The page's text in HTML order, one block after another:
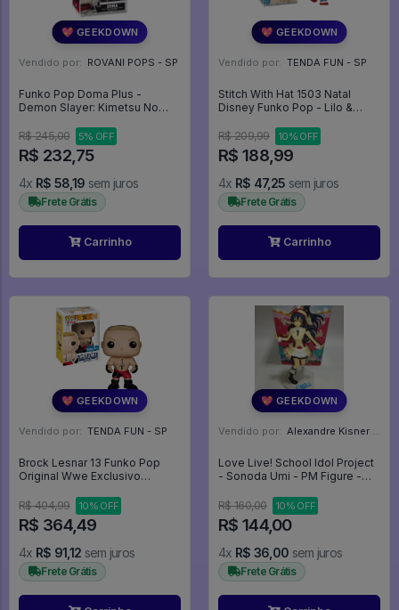
💖 GEEKDOWN
Vendido por: ROVANI POPS - SP
Funko Pop Doma Plus -
Demon Slayer: Kimetsu No
R$ 245,00
5% OFF
R$ 232,75
4x R$ 58,19 sem juros
Frete Grátis
Carrinho
💖 GEEKDOWN
Vendido por: TENDA FUN - SP
Stitch With Hat 1503 Natal
Disney Funko Pop - Lilo &
#1503
R$ 209,99 10% OFF
R$ 188,99
4x R$ 47,25 sem juros
Frete Grátis
Carrinho
💖 GEEKDOWN
Vendido por: TENDA FUN - SP
Brock Lesnar 13 Funko Pop
Original Wwe Exclusivo
Funko Pop - #13 - FUNKO POP
#13
R$ 404,99 10% OFF
R$ 364,49
4x R$ 91,12 sem juros
Frete Grátis
💖 GEEKDOWN
Vendido por: Alexandre Kisner - PR
Love Live! School Idol Project
- Sonoda Umi - PM Figure -
(SEGA) - Love Live! School Idol
Project
R$ 160,00 10% OFF
R$ 144,00
4x R$ 36,00 sem juros
Frete Grátis